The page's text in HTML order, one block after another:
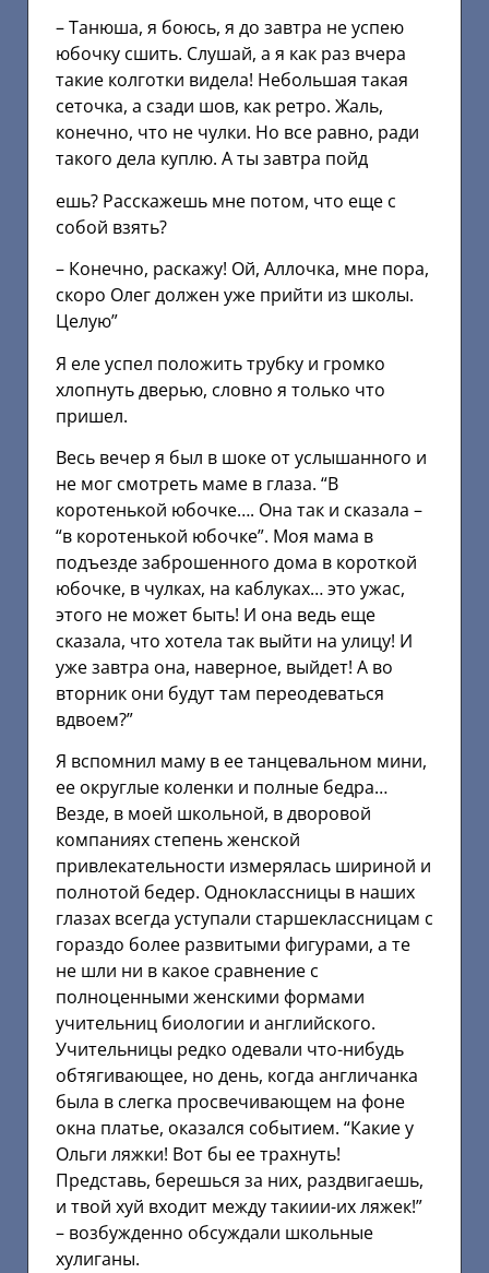
– Танюша, я боюсь, я до завтра не успею
юбочку сшить. Слушай, а я как раз вчера
такие колготки видела! Небольшая такая
сеточка, а сзади шов, как ретро. Жаль,
конечно, что не чулки. Но все равно, ради
такого дела куплю. А ты завтра пойд
ешь? Расскажешь мне потом, что еще с
собой взять?
– Конечно, раскажу! Ой, Аллочка, мне пора,
скоро Олег должен уже прийти из школы.
Целую”
Я еле успел положить трубку и громко
хлопнуть дверью, словно я только что
пришел.
Весь вечер я был в шоке от услышанного и
не мог смотреть маме в глаза. “В
коротенькой юбочке…. Она так и сказала –
“в коротенькой юбочке”. Моя мама в
подъезде заброшенного дома в короткой
юбочке, в чулках, на каблуках… это ужас,
этого не может быть! И она ведь еще
сказала, что хотела так выйти на улицу! И
уже завтра она, наверное, выйдет! А во
вторник они будут там переодеваться
вдвоем?”
Я вспомнил маму в ее танцевальном мини,
ее округлые коленки и полные бедра…
Везде, в моей школьной, в дворовой
компаниях степень женской
привлекательности измерялась шириной и
полнотой бедер. Одноклассницы в наших
глазах всегда уступали старшеклассницам с
гораздо более развитыми фигурами, а те
не шли ни в какое сравнение с
полноценными женскими формами
учительниц биологии и английского.
Учительницы редко одевали что-нибудь
обтягивающее, но день, когда англичанка
была в слегка просвечивающем на фоне
окна платье, оказался событием. “Какие у
Ольги ляжки! Вот бы ее трахнуть!
Представь, берешься за них, раздвигаешь,
и твой хуй входит между такиии-их ляжек!”
– возбужденно обсуждали школьные
хулиганы.